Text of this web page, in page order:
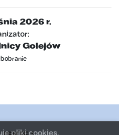
2026 r.
Golejów
pliki cookies.